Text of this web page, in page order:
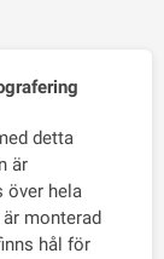
detta
är
över hela
monterad
hål för